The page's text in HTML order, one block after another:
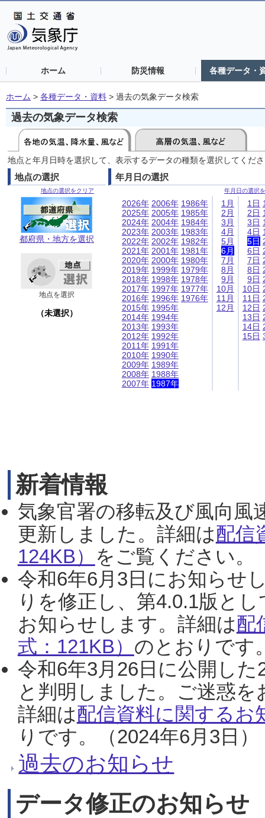
ホーム 防災情報 各種データ・
ホーム > 各種データ・資料 > 過去の気象データ検索
過去の気象データ検索
地点と年月日時を選択して、表示するデータの種類を選択してくだ
地点の選択
地点の選択をクリア
都府県・地方を選択
地点を選択
（未選択）
年月日の選択
年月日の選択
2026年
2025年
2024年
2023年
2022年
2021年
2020年
2019年
2018年
2017年
2016年
2015年
2014年
2013年
2012年
2011年
2010年
2009年
2008年
2007年
2006年
2005年
2004年
2003年
2002年
2001年
2000年
1999年
1998年
1997年
1996年
1995年
1994年
1993年
1992年
1991年
1990年
1989年
1988年
1987年
1986年
1985年
1984年
1983年
1982年
1981年
1980年
1979年
1978年
1977年
1976年
1月
2月
3月
4月
5月
6月
7月
8月
9月
10月
11月
12月
1日
2日
3日
4日
5日
6日
7日
8日
9日
10日
11日
12日
13日
14日
15日
新着情報
気象官署の移転及び風向風
更新しました。詳細は配信
124KB） をご覧ください。
令和6年6月3日にお知らせ
りを修正し、第4.0.1版と
お知らせします。詳細は配
式：121KB） のとおりです
令和6年3月26日に公開し
と判明しました。ご迷惑
詳細は配信資料に関するお
りです。（2024年6月3日）
過去のお知らせ
データ修正のお知らせ